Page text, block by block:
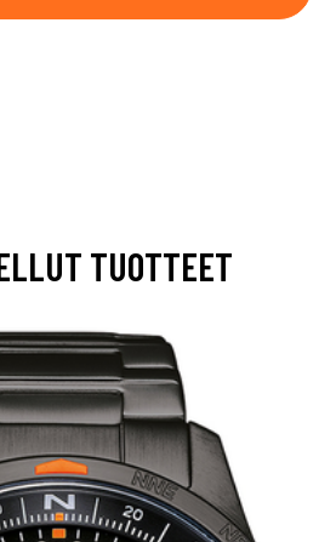
TUOTTEET